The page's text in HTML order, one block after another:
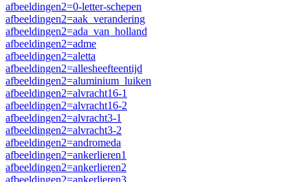
afbeeldingen2=0-letter-schepen
afbeeldingen2=aak_verandering
afbeeldingen2=ada_van_holland
afbeeldingen2=adme
afbeeldingen2=aletta
afbeeldingen2=allesheefteentijd
afbeeldingen2=aluminium_luiken
afbeeldingen2=alvracht16-1
afbeeldingen2=alvracht16-2
afbeeldingen2=alvracht3-1
afbeeldingen2=alvracht3-2
afbeeldingen2=andromeda
afbeeldingen2=ankerlieren1
afbeeldingen2=ankerlieren2
afbeeldingen2=ankerlieren3